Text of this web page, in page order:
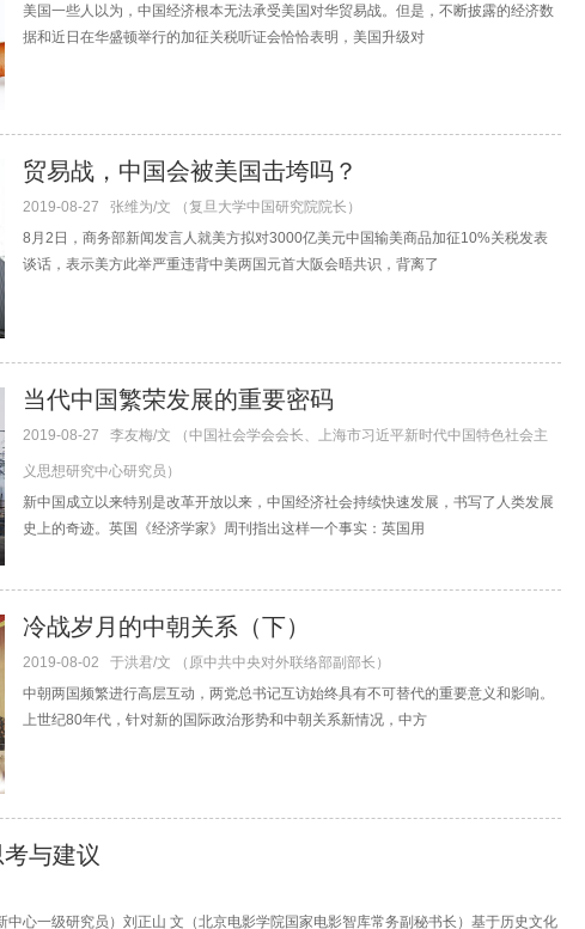
美国一些人以为，中国经济根本无法承受美国对华贸易战。但是，不断披露的经济数
据和近日在华盛顿举行的加征关税听证会恰恰表明，美国升级对
贸易战，中国会被美国击垮吗？
2019-08-27
张维为/文 （复旦大学中国研究院院长）
8月2日，商务部新闻发言人就美方拟对3000亿美元中国输美商品加征10%关税发表
谈话，表示美方此举严重违背中美两国元首大阪会晤共识，背离了
当代中国繁荣发展的重要密码
2019-08-27 李友梅/文 （中国社会学会会长、上海市习近平新时代中国特色社会主
义思想研究中心研究员）
新中国成立以来特别是改革开放以来，中国经济社会持续快速发展，书写了人类发展
史上的奇迹。英国《经济学家》周刊指出这样一个事实：英国用
冷战岁月的中朝关系（下）
2019-08-02
于洪君/文 （原中共中央对外联络部副部长）
中朝两国频繁进行高层互动，两党总书记互访始终具有不可替代的重要意义和影响。
上世纪80年代，针对新的国际政治形势和中朝关系新情况，中方
与建议
心一级研究员）刘正山 文（北京电影学院国家电影智库常务副秘书长）基于历史文化